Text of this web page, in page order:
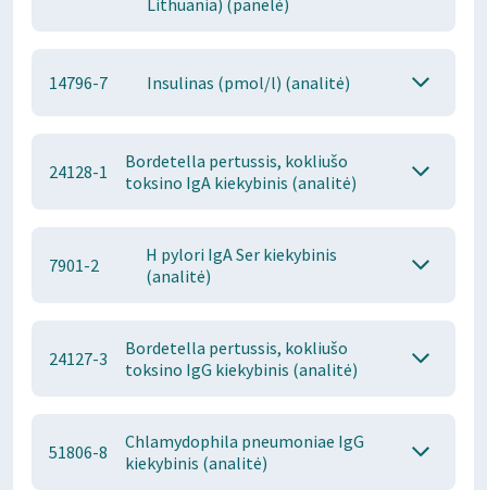
Lithuania) (panelė)
14796-7 Insulinas (pmol/l) (analitė)
24128-1
Bordetella pertussis, kokliušo
toksino IgA kiekybinis (analitė)
7901-2
H pylori IgA Ser kiekybinis
(analitė)
24127-3
Bordetella pertussis, kokliušo
toksino IgG kiekybinis (analitė)
51806-8
Chlamydophila pneumoniae IgG
kiekybinis (analitė)